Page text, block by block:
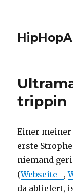
trippin
Einer
erste
niemand
(Webseite ,
da abliefert,